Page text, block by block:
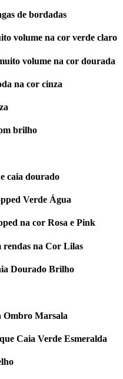
de bordadas
volume na cor verde claro
volume na cor dourada
na cor cinza
brilho
caia dourado
Verde Água
na cor Rosa e Pink
rendas na Cor Lilas
Dourado Brilho
Ombro Marsala
Caia Verde Esmeralda